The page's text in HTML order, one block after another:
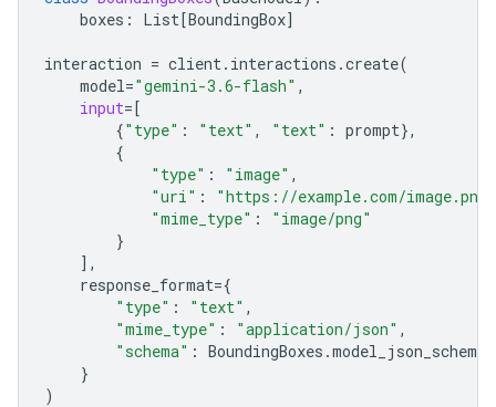
boxes : List[BoundingBox]
interaction = client. interactions .create(
model="gemini-3.6-flash" ,
input=[
{"type" : "text" , "text" : prompt},
{
"type" : "image" ,
"uri" :
"https://example.com/image.png"
"mime_type" :
"image/png"
}
],
response_format={
"type" : "text" ,
"mime_type" : "application/json" ,
"schema" : BoundingBoxes .model_json_schema
}
)